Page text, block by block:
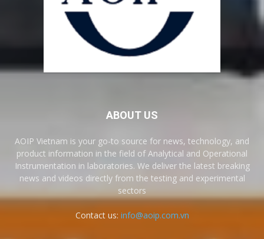
ABOUT US
AOIP Vietnam is your go-to source for news, technology, and
product information in the field of Analytical and Operational
Instrumentation in laboratories. We deliver the latest breaking
news and videos directly from the testing and experimental
sectors
Contact us: info@aoip.com.vn